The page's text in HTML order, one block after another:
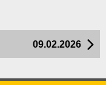
09.02.2026